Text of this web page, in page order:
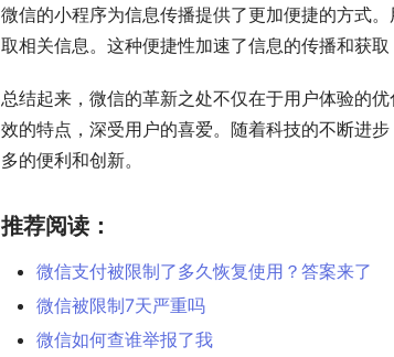
微信的小程序为信息传播提供了更加便捷的方式
取相关信息。这种便捷性加速了信息的传播和获
总结起来，微信的革新之处不仅在于用户体验的
效的特点，深受用户的喜爱。随着科技的不断进
多的便利和创新。
推荐阅读：
微信支付被限制了多久恢复使用？答案来了
微信被限制7天严重吗
微信如何查谁举报了我